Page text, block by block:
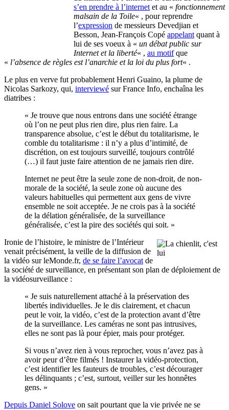
s’en prendre à l’internet et au « fonctionnement
malsain de la Toile« , pour reprendre
l’expression de messieurs Devedjian et
Besson, Jean-François Copé appelant quant à
lui de ses voeux à « un débat public sur
Internet et la liberté« , au motifque
« l’absence de règles est l’anarchie et la loi du plus fort« .
Le plus en verve fut probablement Henri Guaino, la plume de
Nicolas Sarkozy, qui, interviewé sur France Info, enchaîna les
diatribes :
« Je trouve que nous entrons dans une société étrange
où l’on ne peut plus rien dire, plus rien faire. La
transparence absolue, c’est le début du totalitarisme, le
comble du totalitarisme : il n’y a plus d’intimité, de
discrétion, on est toujours surveillé, toujours contrôlé
(…) il faut juste faire attention de ne jamais rien dire.
Internet ne peut être la seule zone de non-droit, de non-
morale de la société, la seule zone où aucune des
valeurs habituelles qui permettent aux gens de vivre
ensemble ne soit acceptée. Je ne crois pas à la société
de la délation généralisée, de la surveillance
généralisée, c’est la pire des sociétés qui soit. »
Ironie de l’histoire, le ministre de l’Intérieur
venait précisément, la veille de la diffusion de
la vidéo sur leMonde.fr, de se faire l’avocat de
la société de surveillance, en présentant son plan de déploiement de
la vidéosurveillance :
« Je suis naturellement attaché à la préservation des
libertés individuelles. Je le dis clairement, et chacun
peut le voir, la vidéo, c’est de la protection avant d’être
de la surveillance. Les caméras ne sont pas intrusives,
elles ne sont pas là pour épier, mais pour protéger.
Si vous n’avez rien à vous reprocher, vous n’avez pas à
avoir peur d’être filmés ! Instaurer la vidéo-protection,
c’est identifier les fauteurs de troubles, c’est décourager
les délinquants ; c’est, surtout, veiller sur les honnêtes
gens. »
Depuis Daniel Solove on sait pourtant que la vie privée ne se